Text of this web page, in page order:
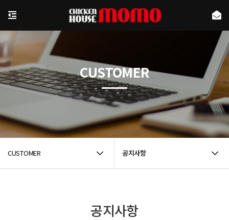
CUSTOMER 공지사항
CUSTOMER
공지사항